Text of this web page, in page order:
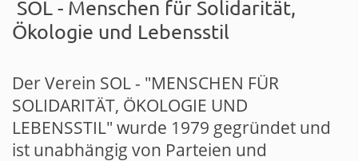
SOL - Menschen für Solidarität,
Ökologie und Lebensstil
Der Verein SOL - "MENSCHEN FÜR
SOLIDARITÄT, ÖKOLOGIE UND
LEBENSSTIL" wurde 1979 gegründet und
ist unabhängig von Parteien und